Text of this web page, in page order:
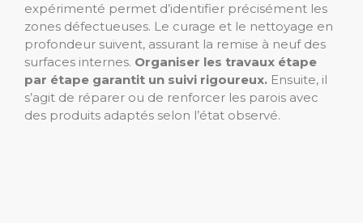
expérimenté permet d’identifier précisément les
zones défectueuses. Le curage et le nettoyage en
profondeur suivent, assurant la remise à neuf des
surfaces internes. Organiser les travaux étape
par étape garantit un suivi rigoureux. Ensuite, il
s’agit de réparer ou de renforcer les parois avec
des produits adaptés selon l’état observé.